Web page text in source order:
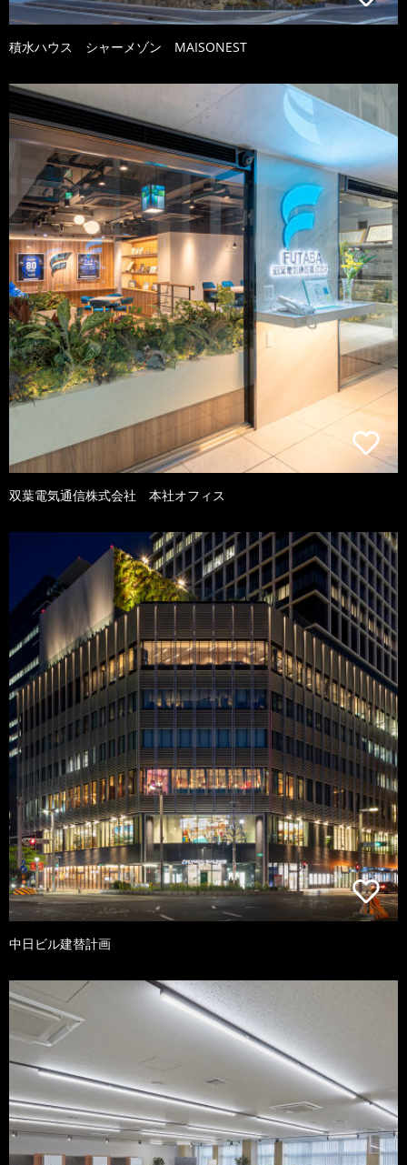
積水ハウス シャーメゾン MAISONEST
双葉電気通信株式会社 本社オフィス
中日ビル建替計画